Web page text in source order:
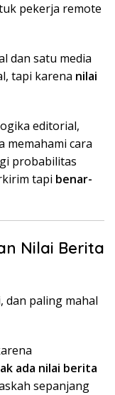
pekerja remote
dan satu media
tapi karena nilai
editorial,
memahami cara
probabilitas
tapi benar-
Nilai Berita
dan paling mahal
ada nilai berita
sepanjang